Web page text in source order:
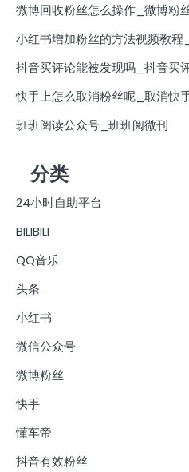
微博回收粉丝怎么操作_微博粉
小红书增加粉丝的方法视频教
抖音买评论能被发现吗_抖音买
快手上怎么取消粉丝呢_取消快
班班阅读公众号_班班阅微刊
分类
24小时自助平台
BILIBILI
QQ音乐
头条
小红书
微信公众号
微博粉丝
快手
懂车帝
抖音有效粉丝